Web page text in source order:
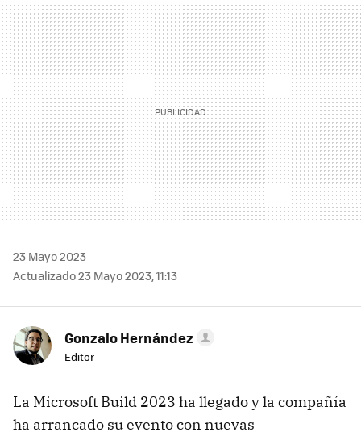
MAIL
23 Mayo 2023
Actualizado 23 Mayo 2023, 11:13
Gonzalo Hernández
Editor
La Microsoft Build 2023 ha llegado y la compañía
ha arrancado su evento con nuevas